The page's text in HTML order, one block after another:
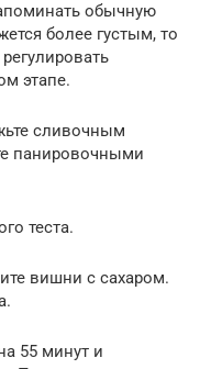
обычную
более густым, то
этапе.
сливочным
панировочными
теста.
вишни с сахаром.
55 минут и